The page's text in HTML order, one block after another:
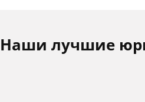
Наши лучшие